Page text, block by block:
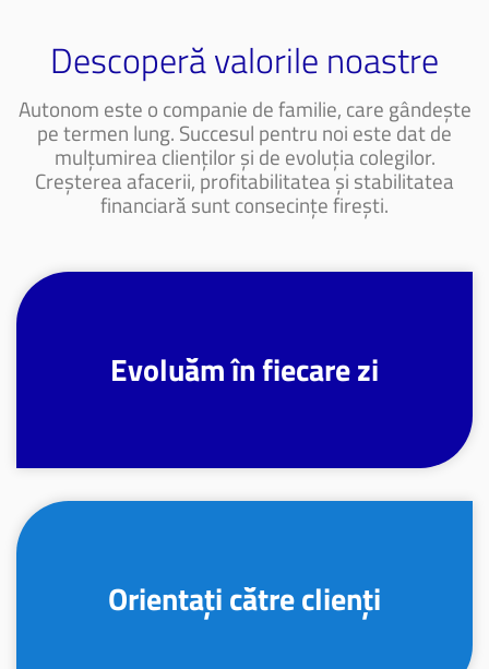
Descoperă valorile noastre
Autonom este o companie de familie, care gândește
pe termen lung. Succesul pentru noi este dat de
mulțumirea clienților și de evoluția colegilor.
Creșterea afacerii, profitabilitatea și stabilitatea
financiară sunt consecințe firești.
Evoluăm în fiecare zi
Orientați către clienți